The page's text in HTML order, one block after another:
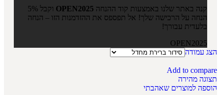
קנה באתר שלנו באמצעות קוד ההנחה OPEN2025
וקבל 5%
הנחה על הרכישה שלך! אל תפספס את ההזדמנות הזו – הנחה
בלעדית עבורך!
OPEN2025
הצג עמודה
Add to compare
תצוגה מהירה
הוספה למוצרים שאהבתי